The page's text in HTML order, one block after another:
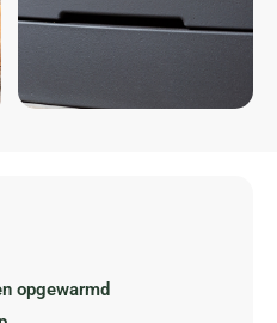
opgewarmd